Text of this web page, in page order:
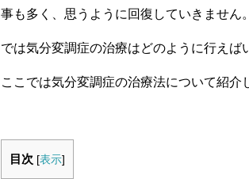
事も多く、思うように回復していきません。
では気分変調症の治療はどのように行えば
ここでは気分変調症の治療法について紹介
目次 [表示]